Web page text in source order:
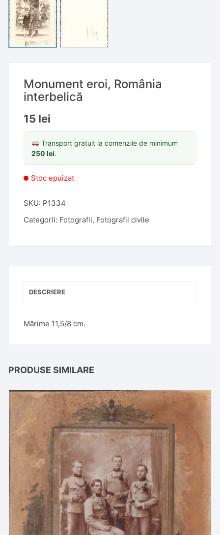
Monument eroi, România
interbelică
15 lei
Transport gratuit la comenzile de minimum
250lei.
Stoc epuizat
SKU: P1334
Categorii: Fotografii, Fotografii civile
DESCRIERE
Mărime 11,5/8 cm.
PRODUSE SIMILARE